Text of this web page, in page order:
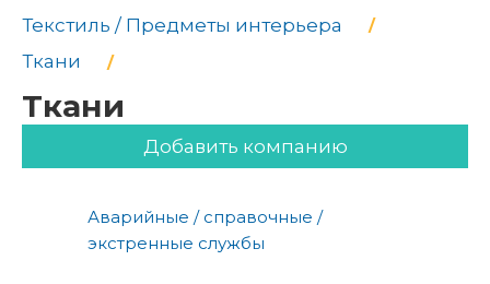
Текстиль / Предметы интерьера
Ткани
Ткани
Добавить компанию
Аварийные / справочные /
экстренные службы